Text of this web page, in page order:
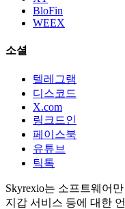
BloFin
WEEX
소셜
텔레그램
디스코드
X.com
링크드인
페이스북
유튜브
틱톡
Skyrexio는 소프트웨어
지갑 서비스 등에 대한